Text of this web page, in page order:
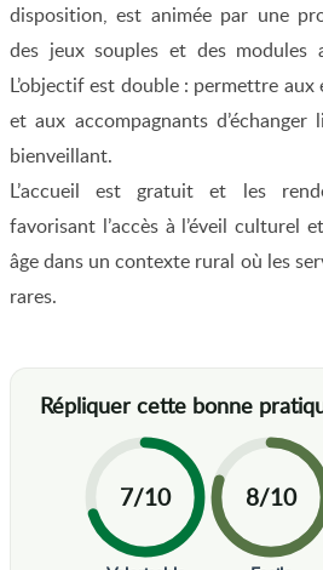
disposition, est animée par une
des jeux souples et des modules
L’objectif est double : permettre
et aux accompagnants
bienveillant.
L’accueil est gratuit et les
favorisant l’accès à l’éveil culturel
âge dans un contexte rural où les
rares.
7/10 8/10